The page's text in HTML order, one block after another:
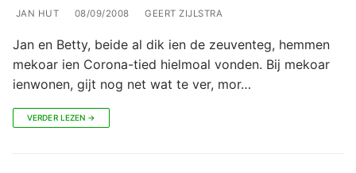
JAN HUT 08/09/2008 GEERT ZIJLSTRA
Jan en Betty, beide al dik ien de zeuventeg, hemmen
mekoar ien Corona-tied hielmoal vonden. Bij mekoar
ienwonen, gijt nog net wat te ver, mor…
VERDER LEZEN →